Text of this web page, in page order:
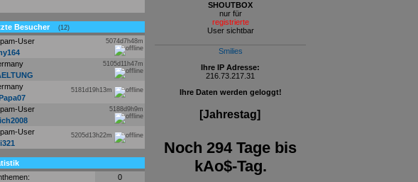
Besucher (12)
5074d7h48m
5105d11h47m
5181d19h13m
5188d9h9m
5205d13h22m
0
SHOUTBOX
nur für
registrierte
User sichtbar
Smilies
Ihre IP Adresse:
216.73.217.31
Ihre Daten werden geloggt!
[Jahrestag]
Noch 294 Tage bis
kAo$-Tag.